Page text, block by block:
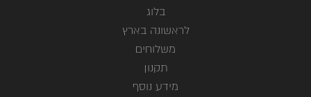
בלוג
לראשונה בארץ
משלוחים
תקנון
מידע נוסף